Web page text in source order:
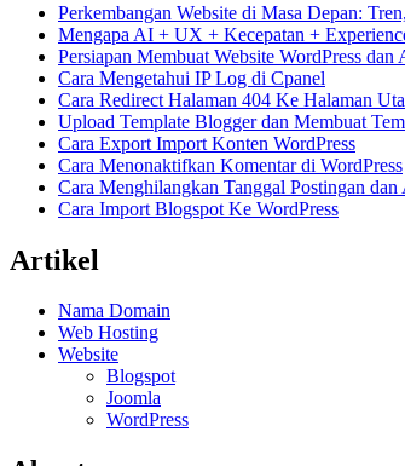
Perkembangan Website di Masa Depan:
Mengapa AI + UX + Kecepatan +
Persiapan Membuat Website WordPress
Cara Mengetahui IP Log di Cpanel
Cara Redirect Halaman 404 Ke Halaman
Upload Template Blogger dan Membuat
Cara Export Import Konten WordPress
Cara Menonaktifkan Komentar di WordPress
Cara Menghilangkan Tanggal Postingan
Cara Import Blogspot Ke WordPress
Artikel
Nama Domain
Web Hosting
Website
Blogspot
Joomla
WordPress